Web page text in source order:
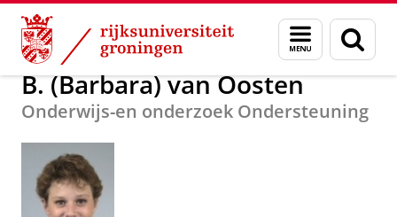
Skip
Content
Skip
Navigation
Menu
en
zoeken
Over ons B. (Barbara) van Oosten
B. (Barbara) van Oosten
Onderwijs-en onderzoek Ondersteuning